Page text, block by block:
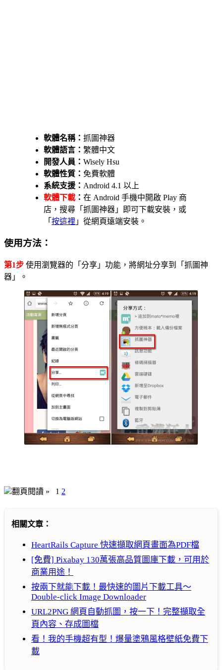
軟體名稱： 抓圖神器
軟體語言： 繁體中文
開發人員： Wisely Hsu
軟體性質： 免費軟體
系統支援： Android 4.1 以上
軟體下載 ： 在 Android 手機中開啟 Play 商
店，搜尋「抓圖神器」即可下載安裝，或
「 按這裡 」從網頁遠端安裝。
使用方法：
第1步 使用瀏覽器的「分享」功能，將網址分享到「抓圖神
器」。
翻頁閱讀 » 1 2
相關文章：
HeartRails Capture 快速擷取網頁畫面為PDF檔
[免費] Pixabay 130萬張高品質圖庫下載，可用於
商業用途！
按兩下就能下載！最快速的圖片下載工具～
Double-click Image Downloader
URL2PNG 網頁自動抓圖，按一下！完整擷取全
頁內容、存成圖檔
看！我的手機超有型！爆量塗鴉風格壁紙免費下
載